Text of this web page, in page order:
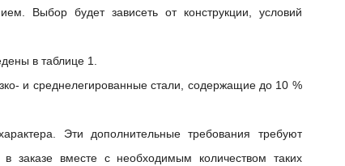
Выбор будет зависеть от конструкции, условий
в таблице 1.
и среднелегированные стали, содержащие до 10 %
Эти дополнительные требования требуют
заказе вместе с необходимым количеством таких